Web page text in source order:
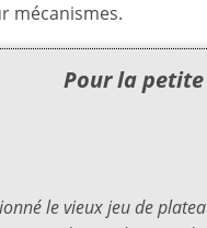
mécanismes.
Pour la
le vieux jeu de